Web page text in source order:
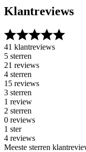
Klantreviews
41 klantreviews
5 sterren
21 reviews
4 sterren
15 reviews
3 sterren
1 review
2 sterren
0 reviews
1 ster
4 reviews
Meeste sterren